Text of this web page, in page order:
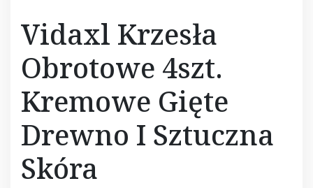
Vidaxl Krzesła
Obrotowe 4szt.
Kremowe Gięte
Drewno I Sztuczna
Skóra